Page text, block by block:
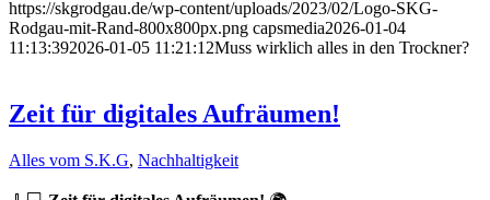
https://skgrodgau.de/wp-content/uploads/2023/02/Logo-SKG-
Rodgau-mit-Rand-800x800px.png capsmedia2026-01-04
11:13:392026-01-05 11:21:12Muss wirklich alles in den Trockner?
Zeit für digitales Aufräumen!
Alles vom S.K.G, Nachhaltigkeit